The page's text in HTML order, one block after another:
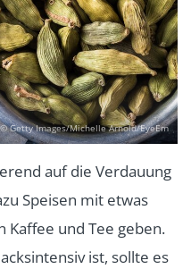
© Getty Images/Michelle Arnold/EyeEm
auf die Verdauung
Speisen mit etwas
Kaffee und Tee geben.
ist, sollte es